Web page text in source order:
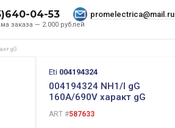
заказа — 2.000 рублей
04-53 promelectrica@mail.ru
gG
Eti 004194324
004194324 NH1/I gG
160A/690V характ gG
ART #587633